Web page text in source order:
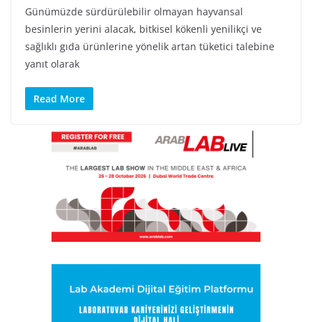
Günümüzde sürdürülebilir olmayan hayvansal
besinlerin yerini alacak, bitkisel kökenli yenilikçi ve
sağlıklı gıda ürünlerine yönelik artan tüketici talebine
yanıt olarak
Read More